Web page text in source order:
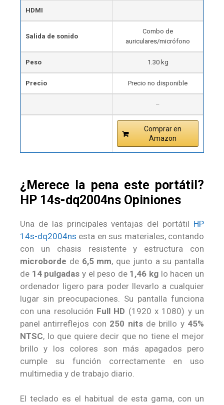
HDMI
Salida de sonido
Combo de
auriculares/micrófono
Peso 1.30 kg
Precio Precio no disponible
–
Comprar en
Amazon
¿Merece la pena este portátil?
HP 14s-dq2004ns Opiniones
Una de las principales ventajas del portátil HP
14s-dq2004ns esta en sus materiales, contando
con un chasis resistente y estructura con
microborde de 6,5 mm, que junto a su pantalla
de 14 pulgadas y el peso de 1,46 kg lo hacen un
ordenador ligero para poder llevarlo a cualquier
lugar sin preocupaciones. Su pantalla funciona
con una resolución Full HD (1920 x 1080) y un
panel antirreflejos con 250 nitsde brillo y 45%
NTSC, lo que quiere decir que no tiene el mejor
brillo y los colores son más apagados pero
cumple su función correctamente en uso
multimedia y de trabajo diario.
El teclado es el habitual de esta gama, con un